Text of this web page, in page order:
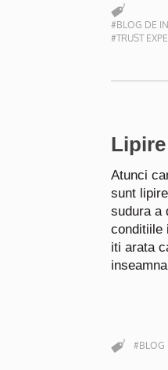
#BLOG DE
#TRUST
Atunci
sunt
sudura a
conditiile
iti arata
#BLOG